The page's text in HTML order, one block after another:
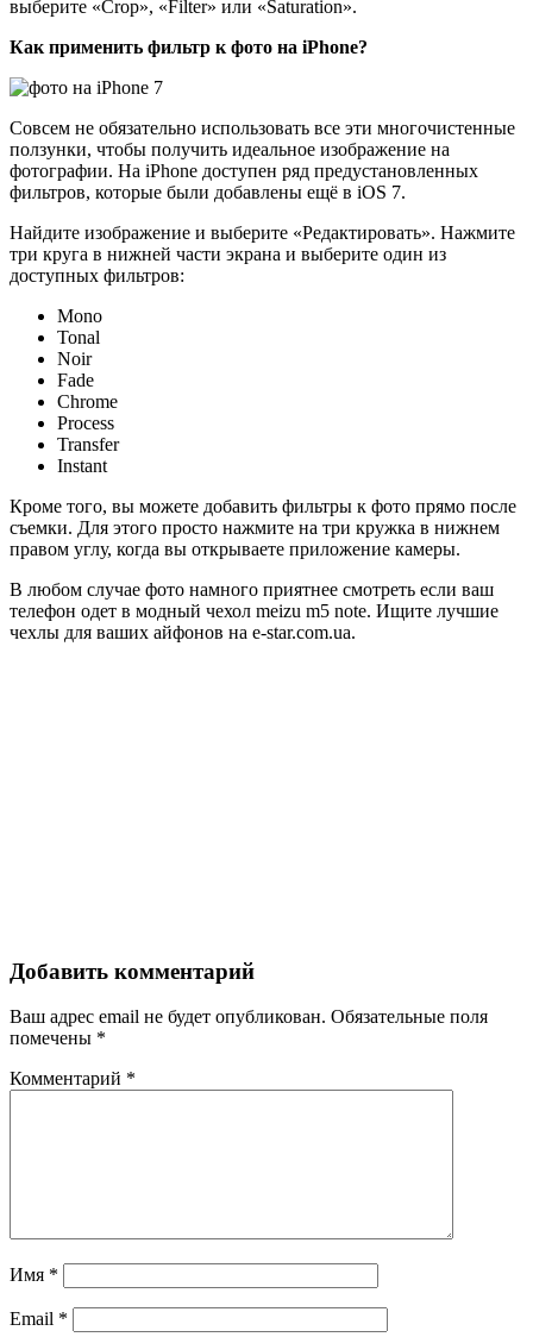
выберите «Crop», «Filter» или «Saturation».
Как применить фильтр к фото на iPhone?
Совсем не обязательно использовать все эти многочистенные
ползунки, чтобы получить идеальное изображение на
фотографии. На iPhone доступен ряд предустановленных
фильтров, которые были добавлены ещё в iOS 7.
Найдите изображение и выберите «Редактировать». Нажмите
три круга в нижней части экрана и выберите один из
доступных фильтров:
Mono
Tonal
Noir
Fade
Chrome
Process
Transfer
Instant
Кроме того, вы можете добавить фильтры к фото прямо после
съемки. Для этого просто нажмите на три кружка в нижнем
правом углу, когда вы открываете приложение камеры.
В любом случае фото намного приятнее смотреть если ваш
телефон одет в модный чехол meizu m5 note. Ищите лучшие
чехлы для ваших айфонов на e-star.com.ua.
Добавить комментарий
Ваш адрес email не будет опубликован. Обязательные поля
помечены *
Комментарий *
Имя *
Email *